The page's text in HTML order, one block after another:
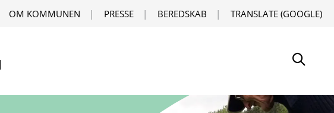
OM KOMMUNEN PRESSE BEREDSKAB TRANSLATE (GOOGLE)
Søg